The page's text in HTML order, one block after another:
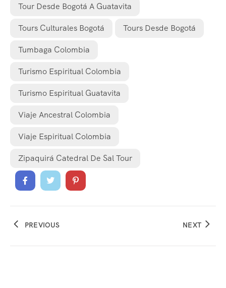
Tour Desde Bogotá A Guatavita
Tours Culturales Bogotá Tours Desde Bogotá
Tumbaga Colombia
Turismo Espiritual Colombia
Turismo Espiritual Guatavita
Viaje Ancestral Colombia
Viaje Espiritual Colombia
Zipaquirá Catedral De Sal Tour
PREVIOUS NEXT